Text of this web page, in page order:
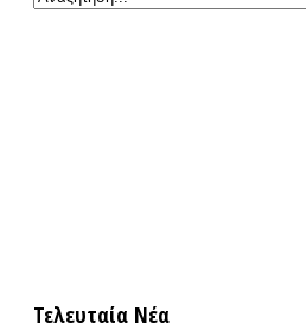
Τελευταία Νέα